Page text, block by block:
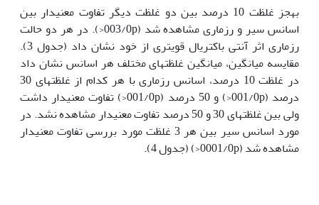
به‏جز غلظت 10 درصد بین دو غلظت دیگر تفاوت معنی‏دار بین
اسانس سیر و رزماری مشاهده شد (003/0p<). در هر دو حالت
رزماری اثر آنتی باکتریال قوی‏تری از خود نشان داد (جدول 3).
مقایسه میانگین، میانگین غلظت‏های مختلف هر اسانس نشان داد
در غلظت 10 درصد، اسانس رزماری با هر کدام از غلظت‏های 30
درصد (001/0p<) و 50 درصد (001/0p<) تفاوت معنی‏دار داشت
ولی بین غلظت‏های 30 و 50 درصد تفاوت معنی‏دار مشاهده نشد. در
مورد اسانس سیر بین هر 3 غلظت مورد بررسی تفاوت معنی‏دار
مشاهده شد (0001/0p<) (جدول 4).